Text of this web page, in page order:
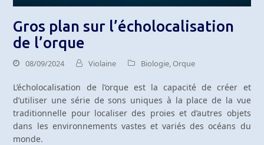
Gros plan sur l’écholocalisation
de l’orque
08/09/2024 Violaine Biologie ,Orque
L’écholocalisation de l’orque est la capacité de créer et
d’utiliser une série de sons uniques à la place de la vue
traditionnelle pour localiser des proies et d’autres objets
dans les environnements vastes et variés des océans du
monde.